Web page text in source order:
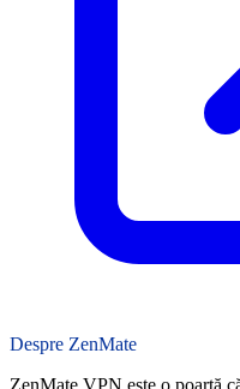
Despre ZenMate
ZenMate VPN este o poartă